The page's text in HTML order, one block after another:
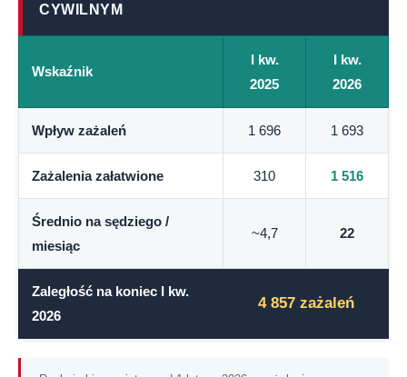
CYWILNYM
Wskaźnik
I kw.
2025
I kw.
2026
Wpływ zażaleń 1 696 1 693
Zażalenia załatwione 310 1 516
Średnio na sędziego /
miesiąc
~4,7 22
Zaległość na koniec I kw.
2026
4 857 zażaleń